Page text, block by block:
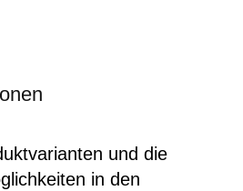
und die
in den